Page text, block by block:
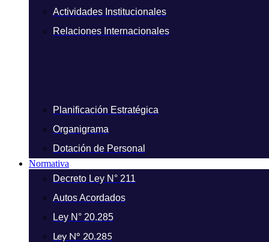
Actividades Institucionales
Relaciones Internacionales
Planificación Estratégica
Organigrama
Dotación de Personal
Normativa
Decreto Ley N° 211
Autos Acordados
Ley N° 20.285
Ley N° 20.285